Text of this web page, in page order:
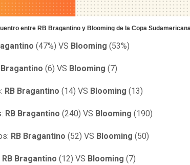
entre RB Bragantino y Blooming de la Copa
(47%) VS Blooming (53%)
Bragantino (6) VS Blooming (7)
RB Bragantino (14) VS Blooming (13)
RB Bragantino (240) VS Blooming (190)
RB Bragantino (52) VS Blooming (50)
RB Bragantino (12) VS Blooming (7)